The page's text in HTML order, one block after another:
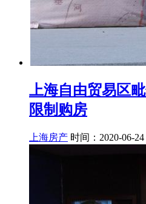
上海自由贸易区
限制购房
上海房产 时间：2020-06-24